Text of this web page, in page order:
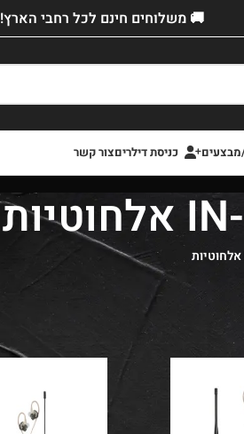
🚚 משלוחים חינם לכל רחבי הארץ!
כניסת דילריםצור קשר
מערכות IN-EAR אלחוטיות